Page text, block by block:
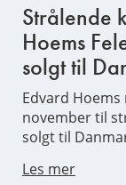
Strålende
Hoems
solgt til
Edvard
november til
solgt til
Les mer